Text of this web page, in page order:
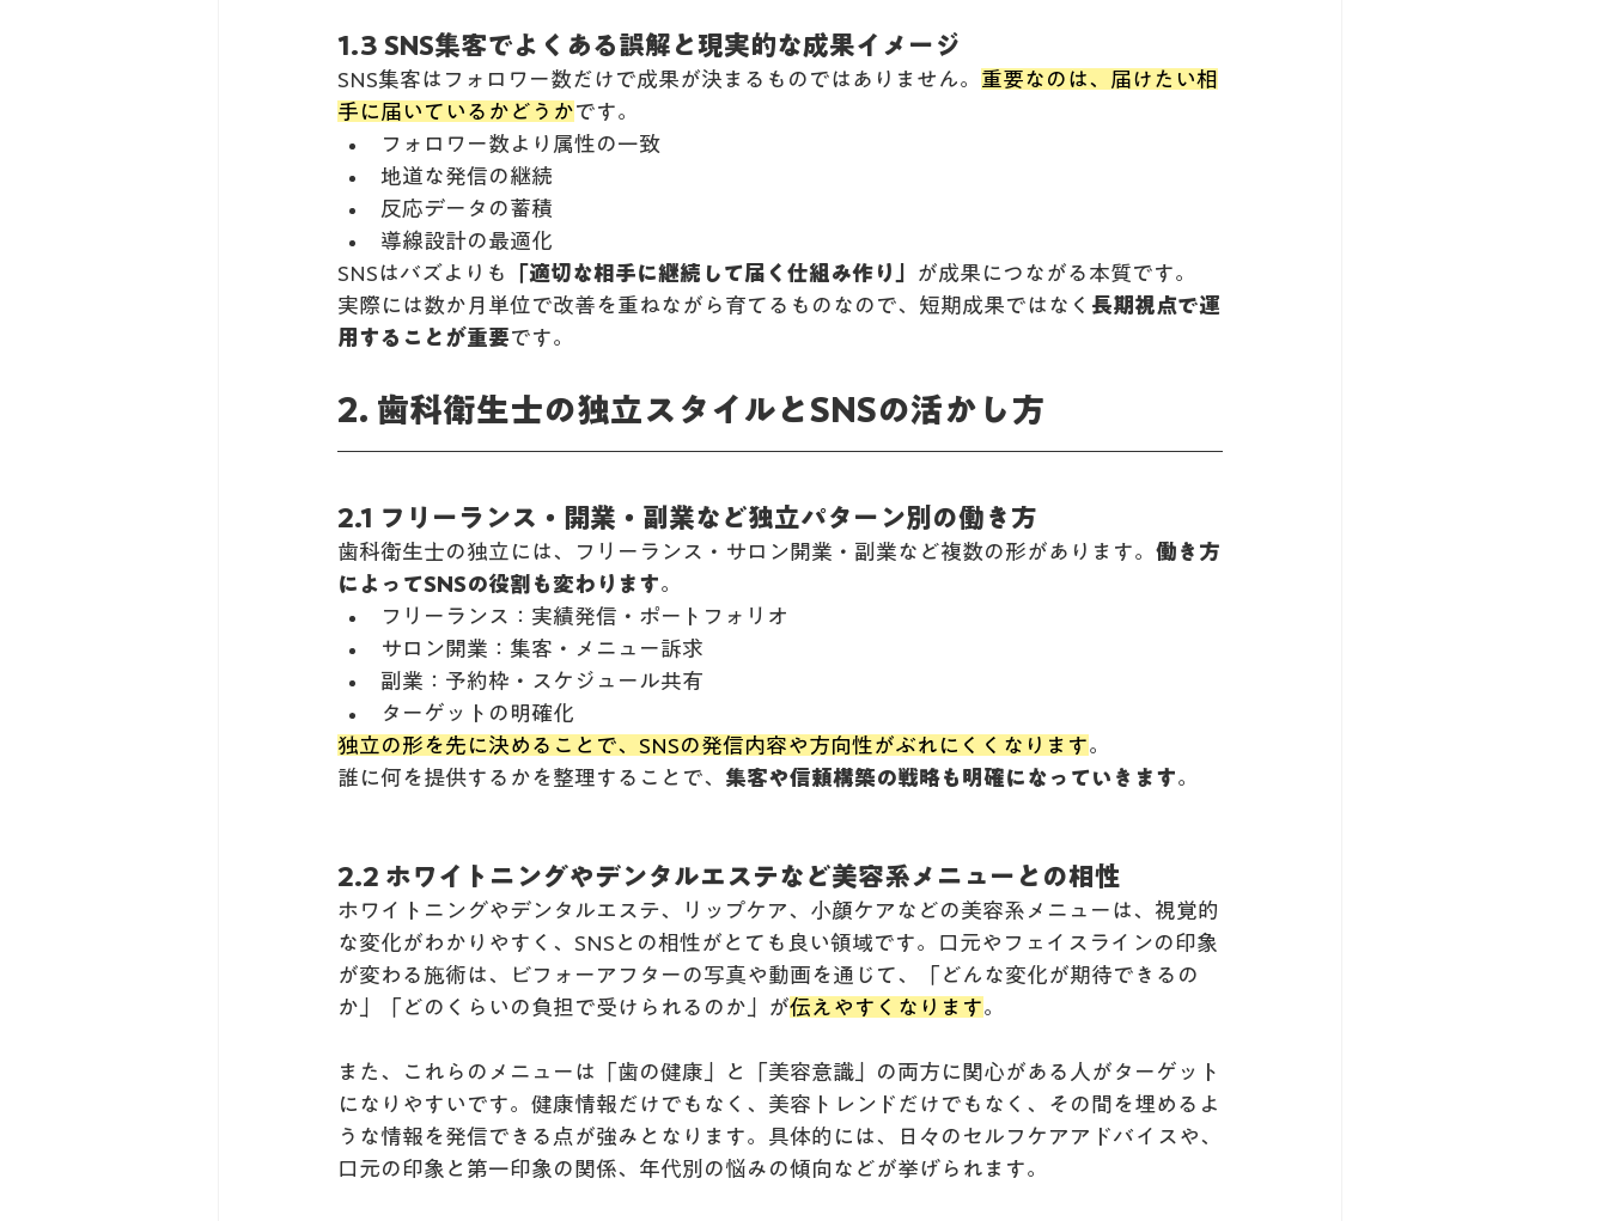
1.3 SNS集客でよくある誤解と現実的な成果イメージ
SNS集客はフォロワー数だけで成果が決まるものではありません。 重要なのは、届けたい相
手に届いているかどうかです。
フォロワー数より属性の一致
地道な発信の継続
反応データの蓄積
導線設計の最適化
SNSはバズよりも
「適切な相手に継続して届く仕組み作り」
が成果につながる本質です。
実際には数か月単位で改善を重ねながら育てるものなので、短期成果ではなく 長期視点で運
用することが重要です。
2. 歯科衛生士の独立スタイルとSNSの活かし方
2.1 フリーランス・開業・副業など独立パターン別の働き方
歯科衛生士の独立には、フリーランス・サロン開業・副業など複数の形があります。 働き方
によってSNSの役割も変わります。
フリーランス：実績発信・ポートフォリオ
サロン開業：集客・メニュー訴求
副業：予約枠・スケジュール共有
ターゲットの明確化
独立の形を先に決めることで、SNSの発信内容や方向性がぶれにくくなります。
誰に何を提供するかを整理することで、 集客や信頼構築の戦略も明確になっていきます。
2.2 ホワイトニングやデンタルエステなど美容系メニューとの相性
ホワイトニングやデンタルエステ、リップケア、小顔ケアなどの美容系メニューは、視覚的
な変化がわかりやすく、SNSとの相性がとても良い領域です。口元やフェイスラインの印象
が変わる施術は、ビフォーアフターの写真や動画を通じて、「どんな変化が期待できるの
か」「どのくらいの負担で受けられるのか」が伝えやすくなります。
また、これらのメニューは「歯の健康」と「美容意識」の両方に関心がある人がターゲット
になりやすいです。健康情報だけでもなく、美容トレンドだけでもなく、その間を埋めるよ
うな情報を発信できる点が強みとなります。具体的には、日々のセルフケアアドバイスや、
口元の印象と第一印象の関係、年代別の悩みの傾向などが挙げられます。